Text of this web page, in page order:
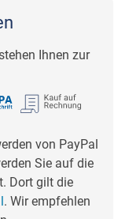
Ihnen zur
von PayPal
Sie auf die
Dort gilt die
. Wir empfehlen